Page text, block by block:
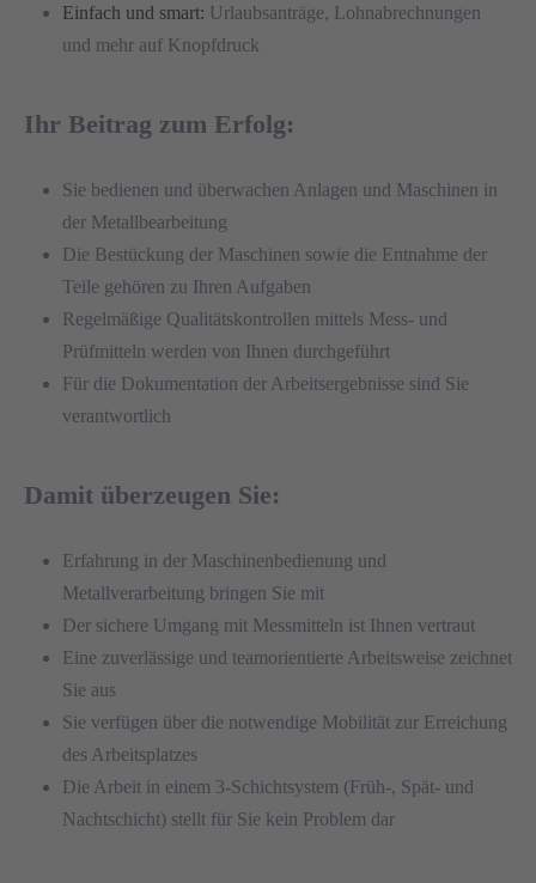
Einfach und smart: Urlaubsanträge, Lohnabrechnungen
und mehr auf Knopfdruck
Ihr Beitrag zum Erfolg:
Sie bedienen und überwachen Anlagen und Maschinen in
der Metallbearbeitung
Die Bestückung der Maschinen sowie die Entnahme der
Teile gehören zu Ihren Aufgaben
Regelmäßige Qualitätskontrollen mittels Mess- und
Prüfmitteln werden von Ihnen durchgeführt
Für die Dokumentation der Arbeitsergebnisse sind Sie
verantwortlich
Damit überzeugen Sie:
Erfahrung in der Maschinenbedienung und
Metallverarbeitung bringen Sie mit
Der sichere Umgang mit Messmitteln ist Ihnen vertraut
Eine zuverlässige und teamorientierte Arbeitsweise zeichnet
Sie aus
Sie verfügen über die notwendige Mobilität zur Erreichung
des Arbeitsplatzes
Die Arbeit in einem 3-Schichtsystem (Früh-, Spät- und
Nachtschicht) stellt für Sie kein Problem dar